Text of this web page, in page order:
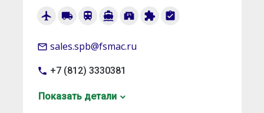
airplanemode_active local_shipping train directions_boat local_convenience_store extension assignment_turned_in
mail_outline sales.spb@fsmac.ru
local_phone +7 (812) 3330381
Показать детали